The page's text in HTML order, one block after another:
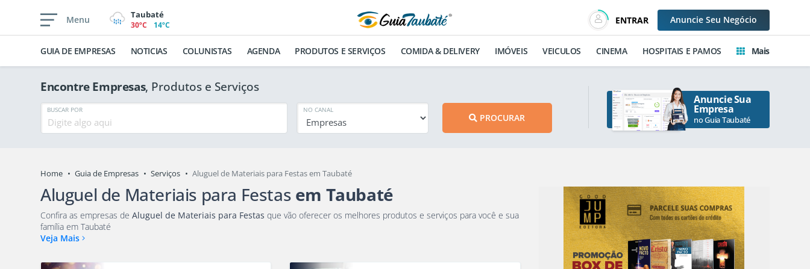
Menu Taubaté
30ºC 14ºC ENTRAR Anuncie Seu Negócio
GUIA DE EMPRESAS NOTICIAS COLUNISTAS AGENDA PRODUTOS E SERVIÇOS COMIDA & DELIVERY IMÓVEIS VEICULOS CINEMA HOSPITAIS E PAMOS Mais
Encontre Empresas, Produtos e Serviços
BUSCAR POR NO CANAL
PROCURAR
Anuncie Sua
Empresa
no Guia Taubaté
Home Guia de Empresas Serviços Aluguel de Materiais para Festas em Taubaté
Aluguel de Materiais para Festas em Taubaté
Confira as empresas de Aluguel de Materiais para Festas que vão oferecer os melhores produtos e serviços para você e sua
família em Taubaté
Veja Mais